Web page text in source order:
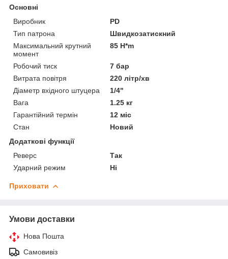
Основні
Виробник
PD
Тип патрона
Швидкозатискний
Максимальний крутний
момент
85 H*m
Робочий тиск
7 бар
Витрата повітря
220 літр/хв
Діаметр вхідного штуцера
1/4"
Вага
1.25 кг
Гарантійний термін
12 міс
Стан
Новий
Додаткові функції
Реверс
Так
Ударний режим
Ні
Приховати
Умови доставки
Нова Пошта
Самовивіз